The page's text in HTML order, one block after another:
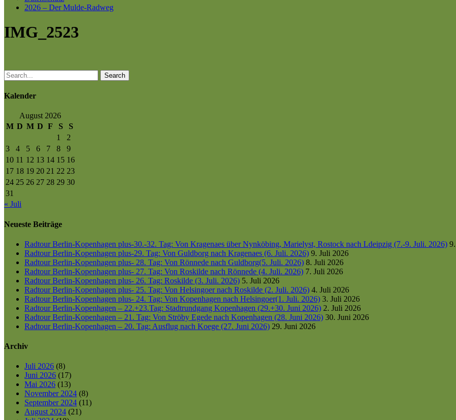
2026 – Der Mulde-Radweg
IMG_2523
Search
Kalender
August 2026
M D M D F S
S
1
2
3
4 5 6 7 8
9
10 11 12 13 14 15 16
17 18 19 20 21 22 23
24 25 26 27 28 29 30
31
« Juli
Neueste Beiträge
Radtour Berlin-Kopenhagen plus-30.-32. Tag: Von Kragenaes über Nynköbing, Marielyst, Rostock nach Ldeipzig (7.-9. Juli. 2026)
Radtour Berlin-Kopenhagen plus-29. Tag: Von Guldborg nach Kragenaes (6. Juli. 2026) 9. Juli 2026
Radtour Berlin-Kopenhagen plus- 28. Tag: Von Rönnede nach Guldborg(5. Juli. 2026) 8. Juli 2026
Radtour Berlin-Kopenhagen plus- 27. Tag: Von Roskilde nach Rönnede (4. Juli. 2026) 7. Juli 2026
Radtour Berlin-Kopenhagen plus- 26. Tag: Roskilde (3. Juli. 2026) 5. Juli 2026
Radtour Berlin-Kopenhagen plus- 25. Tag: Von Helsingoer nach Roskilde (2. Juli. 2026) 4. Juli 2026
Radtour Berlin-Kopenhagen plus- 24. Tag: Von Kopenhagen nach Helsingoer(1. Juli. 2026) 3. Juli 2026
Radtour Berlin-Kopenhagen – 22.+23.Tag: Stadtrundgang Kopenhagen (29.+30. Juni 2026) 2. Juli 2026
Radtour Berlin-Kopenhagen – 21. Tag: Von Ströby Egede nach Kopenhagen (28. Juni 2026) 30. Juni 2026
Radtour Berlin-Kopenhagen – 20. Tag: Ausflug nach Koege (27. Juni 2026) 29. Juni 2026
Archiv
Juli 2026 (8)
Juni 2026 (17)
Mai 2026 (13)
November 2024 (8)
September 2024 (11)
August 2024 (21)